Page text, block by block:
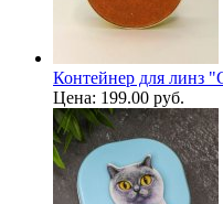
Контейнер для линз
Цена: 199.00 руб.